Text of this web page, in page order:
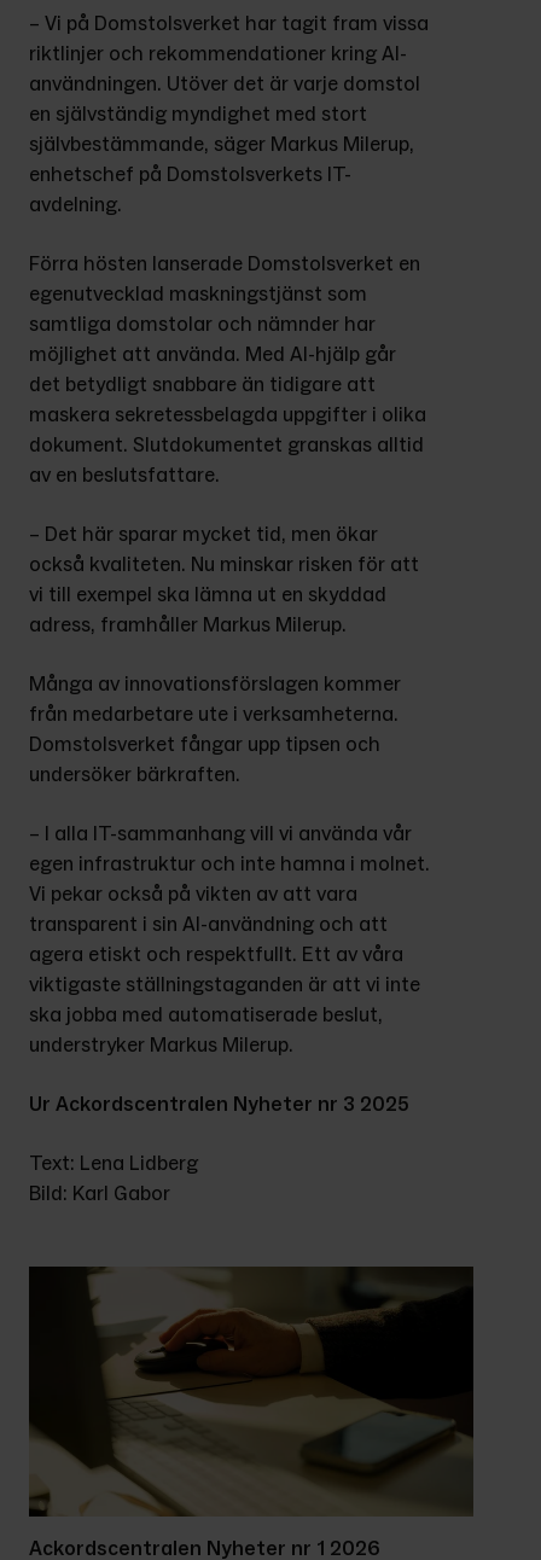
– Vi på Domstolsverket har tagit fram vissa
riktlinjer och rekommendationer kring AI-
användningen. Utöver det är varje domstol
en självständig myndighet med stort
självbestämmande, säger Markus Milerup,
enhetschef på Domstolsverkets IT-
avdelning.
Förra hösten lanserade Domstolsverket en
egenutvecklad maskningstjänst som
samtliga domstolar och nämnder har
möjlighet att använda. Med AI-hjälp går
det betydligt snabbare än tidigare att
maskera sekretessbelagda uppgifter i olika
dokument. Slutdokumentet granskas alltid
av en beslutsfattare.
– Det här sparar mycket tid, men ökar
också kvaliteten. Nu minskar risken för att
vi till exempel ska lämna ut en skyddad
adress, framhåller Markus Milerup.
Många av innovationsförslagen kommer
från medarbetare ute i verksamheterna.
Domstolsverket fångar upp tipsen och
undersöker bärkraften.
– I alla IT-sammanhang vill vi använda vår
egen infrastruktur och inte hamna i molnet.
Vi pekar också på vikten av att vara
transparent i sin AI-användning och att
agera etiskt och respektfullt. Ett av våra
viktigaste ställningstaganden är att vi inte
ska jobba med automatiserade beslut,
understryker Markus Milerup.
Ur Ackordscentralen Nyheter nr 3 2025
Text: Lena Lidberg
Bild: Karl Gabor
Ackordscentralen Nyheter nr 1 2026